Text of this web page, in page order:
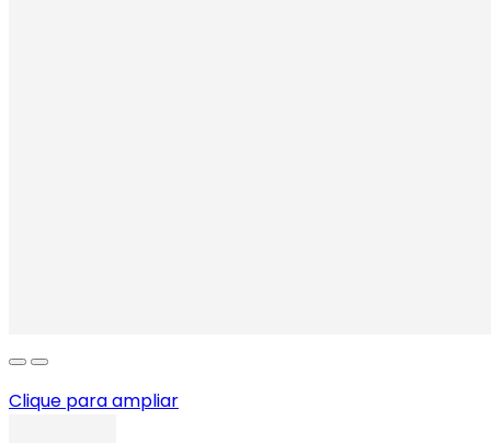
Clique para ampliar